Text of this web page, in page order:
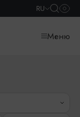
RU
Меню